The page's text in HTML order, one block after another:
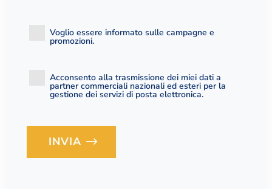
Voglio essere informato sulle campagne e
promozioni.
Acconsento alla trasmissione dei miei dati a
partner commerciali nazionali ed esteri per la
gestione dei servizi di posta elettronica.
Loading...
INVIA